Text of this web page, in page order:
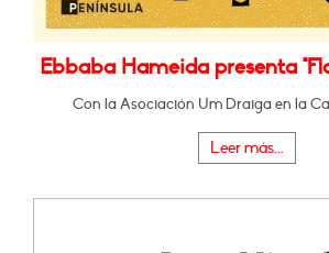
Ebbaba Hameida presenta
Con la Asociación Um Draiga en la
Leer más...